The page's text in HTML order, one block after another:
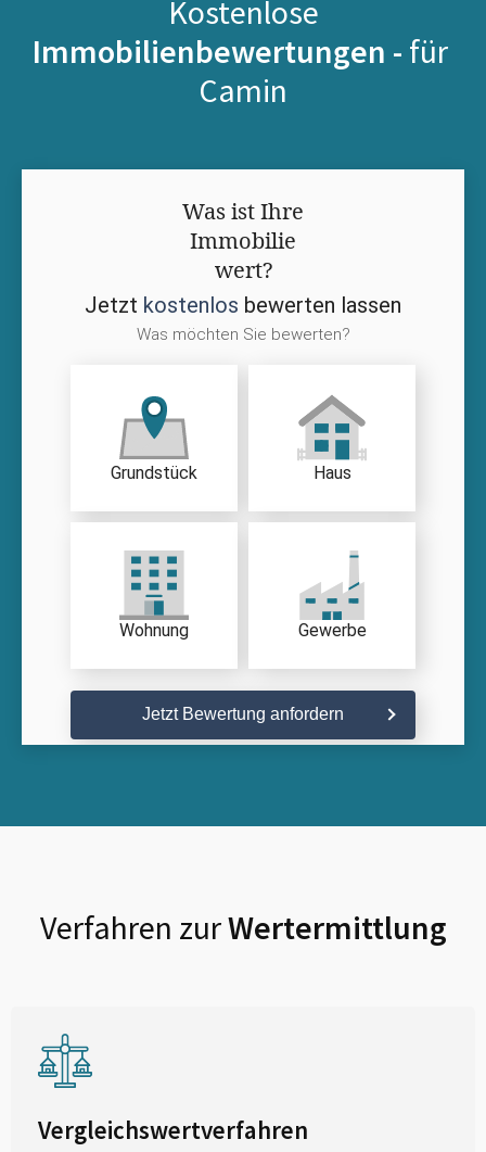
Kostenlose
Immobilienbewertungen - für
Camin
Was ist Ihre
Immobilie
wert?
Jetzt kostenlos bewerten lassen
Was möchten Sie bewerten?
Grundstück Haus
Wohnung Gewerbe
Jetzt Bewertung anfordern
Verfahren zurWertermittlung
Vergleichswertverfahren